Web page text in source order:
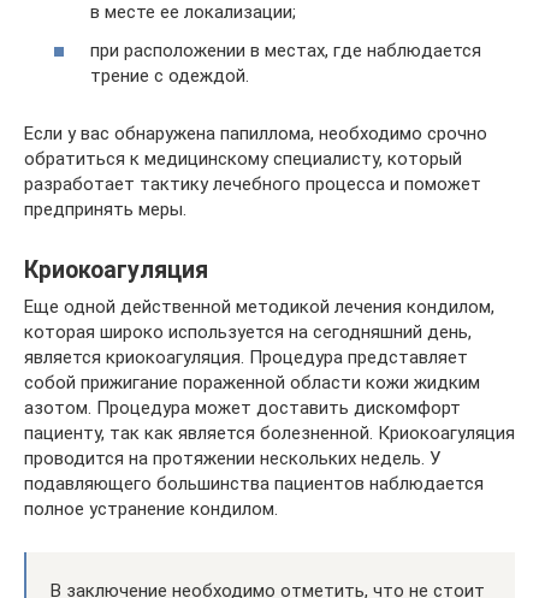
в месте ее локализации;
при расположении в местах, где наблюдается
трение с одеждой.
Если у вас обнаружена папиллома, необходимо срочно
обратиться к медицинскому специалисту, который
разработает тактику лечебного процесса и поможет
предпринять меры.
Криокоагуляция
Еще одной действенной методикой лечения кондилом,
которая широко используется на сегодняшний день,
является криокоагуляция. Процедура представляет
собой прижигание пораженной области кожи жидким
азотом. Процедура может доставить дискомфорт
пациенту, так как является болезненной. Криокоагуляция
проводится на протяжении нескольких недель. У
подавляющего большинства пациентов наблюдается
полное устранение кондилом.
В заключение необходимо отметить, что не стоит